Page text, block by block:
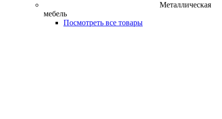
Металлическая
мебель
Посмотреть все товары